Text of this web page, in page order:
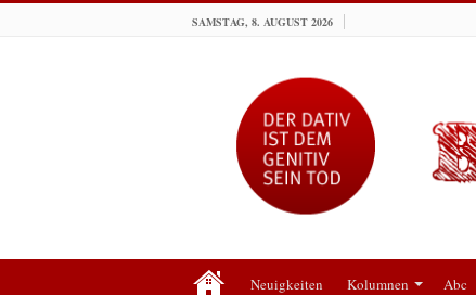
SAMSTAG, 8. AUGUST 2026
Neuigkeiten Kolumnen Abc